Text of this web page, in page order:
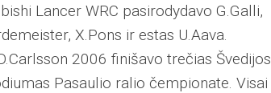
Lancer WRC pasirodydavo G.Galli,
X.Pons ir estas U.Aava.
2006 finišavo trečias Švedijos
Pasaulio ralio čempionate. Visai